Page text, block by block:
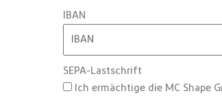
IBAN
SEPA-Lastschrift
Ich ermächtige die MC Shape